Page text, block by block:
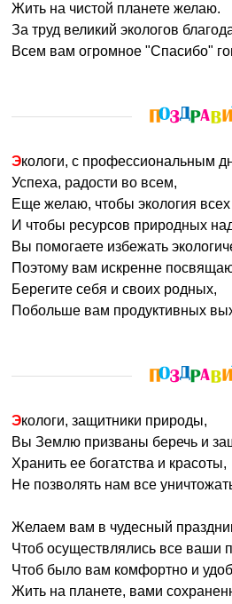
Жить на чистой планете желаю.
За труд великий экологов
Всем вам огромное "Спасибо"
Экологи, с профессиональным
Успеха, радости во всем,
Еще желаю, чтобы экология всех
И чтобы ресурсов природных
Вы помогаете избежать
Поэтому вам искренне
Берегите себя и своих родных,
Побольше вам продуктивных
Экологи, защитники природы,
Вы Землю призваны беречь и
Хранить ее богатства и красоты,
Не позволять нам все
Желаем вам в чудесный
Чтоб осуществлялись все ваши
Чтоб было вам комфортно и
Жить на планете, вами